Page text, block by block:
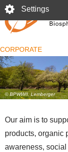
Skip
to
main
content
Settings
CORPORATE
© BPWW/I. Lemberger
Our aim is to
products, organic
awareness,